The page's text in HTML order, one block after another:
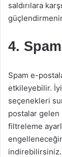
saldırılara
4.
Spam e-
etkileyebilir.
seçenekleri
postalar gelen
filtreleme
indirebilirsiniz.